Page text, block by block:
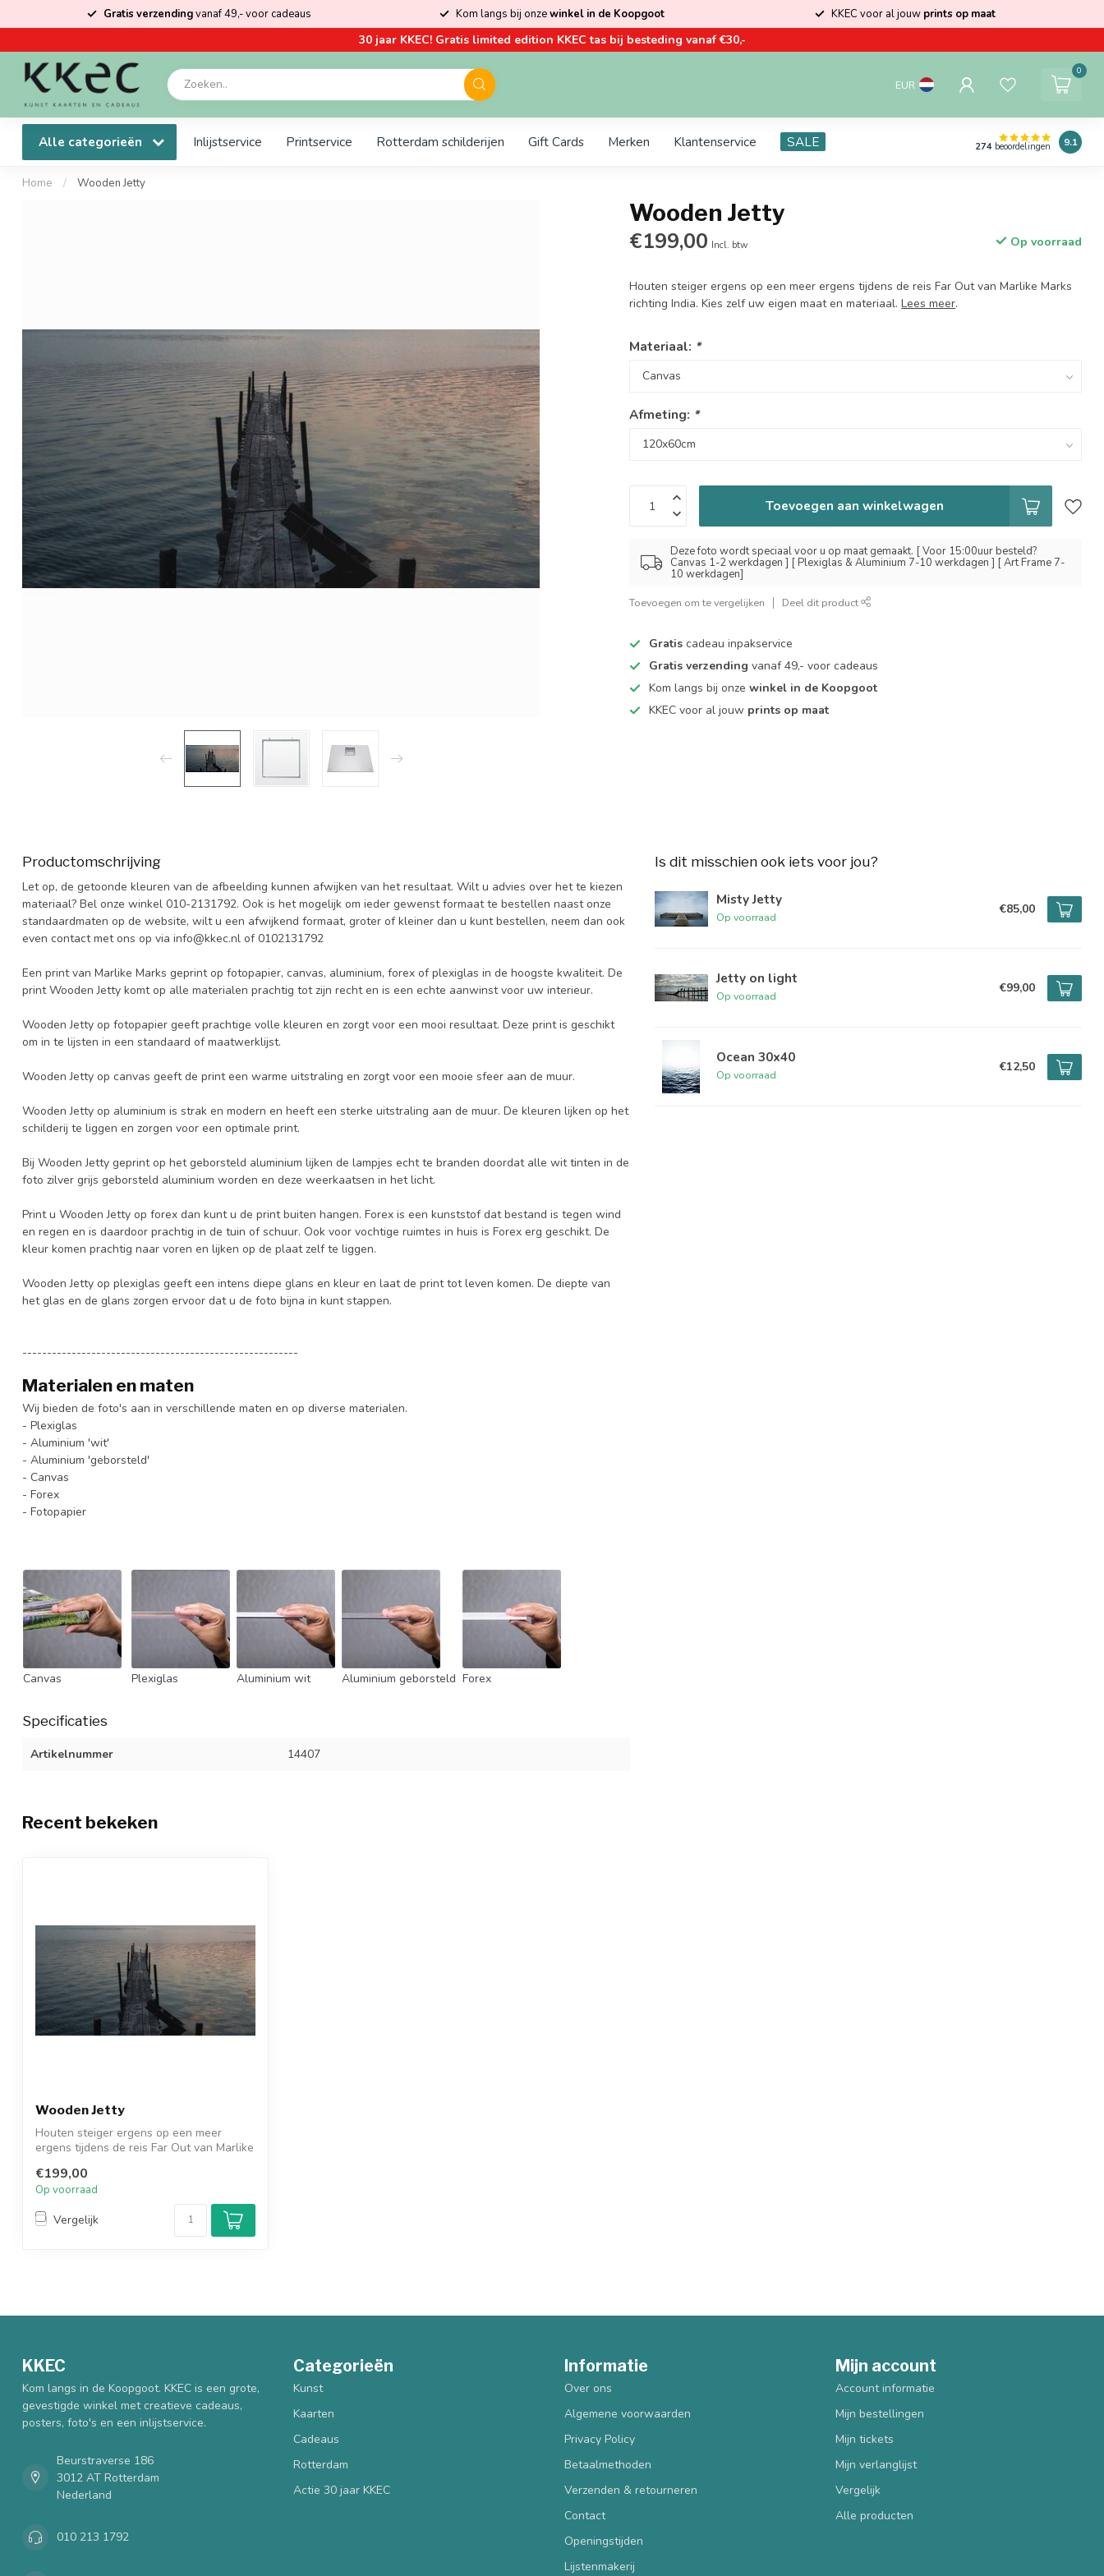
Gratis verzendingvanaf 49,- voor cadeaus Kom langs bij onzewinkel in de Koopgoot KKEC voor al jouw prints op maat
30 jaar KKEC! Gratis limited edition KKEC tas bij besteding vanaf €30,-
EUR
0
Alle categorieën Inlijstservice Printservice Rotterdam schilderijen Gift Cards Merken Klantenservice SALE 274 beoordelingen 9.1
Home / Wooden Jetty
Wooden Jetty
€199,00 Incl. btw Op voorraad
Houten steiger ergens op een meer ergens tijdens de reis Far Out van Marlike Marks
richting India. Kies zelf uw eigen maat en materiaal.Lees meer.
Materiaal: *
Afmeting: *
Toevoegen aan winkelwagen
Deze foto wordt speciaal voor u op maat gemaakt. [ Voor 15:00uur besteld?
Canvas 1-2 werkdagen ] [ Plexiglas & Aluminium 7-10 werkdagen ] [ Art Frame 7-
10 werkdagen]
Toevoegen om te vergelijken Deel dit product
Gratis cadeau inpakservice
Gratis verzending vanaf 49,- voor cadeaus
Kom langs bij onzewinkel in de Koopgoot
KKEC voor al jouw prints op maat
Productomschrijving
Let op, de getoonde kleuren van de afbeelding kunnen afwijken van het resultaat. Wilt u advies over het te kiezen
materiaal? Bel onze winkel 010-2131792. Ook is het mogelijk om ieder gewenst formaat te bestellen naast onze
standaardmaten op de website, wilt u een afwijkend formaat, groter of kleiner dan u kunt bestellen, neem dan ook
even contact met ons op via info@kkec.nl of 0102131792
Een print van Marlike Marks geprint op fotopapier, canvas, aluminium, forex of plexiglas in de hoogste kwaliteit. De
print Wooden Jetty komt op alle materialen prachtig tot zijn recht en is een echte aanwinst voor uw interieur.
Wooden Jetty op fotopapier geeft prachtige volle kleuren en zorgt voor een mooi resultaat. Deze print is geschikt
om in te lijsten in een standaard of maatwerklijst.
Wooden Jetty op canvas geeft de print een warme uitstraling en zorgt voor een mooie sfeer aan de muur.
Wooden Jetty op aluminium is strak en modern en heeft een sterke uitstraling aan de muur. De kleuren lijken op het
schilderij te liggen en zorgen voor een optimale print.
Bij Wooden Jetty geprint op het geborsteld aluminium lijken de lampjes echt te branden doordat alle wit tinten in de
foto zilver grijs geborsteld aluminium worden en deze weerkaatsen in het licht.
Print u Wooden Jetty op forex dan kunt u de print buiten hangen. Forex is een kunststof dat bestand is tegen wind
en regen en is daardoor prachtig in de tuin of schuur. Ook voor vochtige ruimtes in huis is Forex erg geschikt. De
kleur komen prachtig naar voren en lijken op de plaat zelf te liggen.
Wooden Jetty op plexiglas geeft een intens diepe glans en kleur en laat de print tot leven komen. De diepte van
het glas en de glans zorgen ervoor dat u de foto bijna in kunt stappen.
--------------------------------------------------------
Materialen en maten
Wij bieden de foto's aan in verschillende maten en op diverse materialen.
- Plexiglas
- Aluminium 'wit'
- Aluminium 'geborsteld'
- Canvas
- Forex
- Fotopapier
Canvas Plexiglas Aluminium wit Aluminium geborsteld Forex
Specificaties
Artikelnummer 14407
Is dit misschien ook iets voor jou?
Misty Jetty
Op voorraad
€85,00
Jetty on light
Op voorraad
€99,00
Ocean 30x40
Op voorraad
€12,50
Recent bekeken
Wooden Jetty
Houten steiger ergens op een meer
ergens tijdens de reis Far Out van Marlike
€199,00
Op voorraad
Vergelijk
KKEC
Kom langs in de Koopgoot. KKEC is een grote,
gevestigde winkel met creatieve cadeaus,
posters, foto's en een inlijstservice.
Beurstraverse 186
3012 AT Rotterdam
Nederland
010 213 1792
Categorieën
Kunst
Kaarten
Cadeaus
Rotterdam
Actie 30 jaar KKEC
Informatie
Over ons
Algemene voorwaarden
Privacy Policy
Betaalmethoden
Verzenden & retourneren
Contact
Openingstijden
Lijstenmakerij
Mijn account
Account informatie
Mijn bestellingen
Mijn tickets
Mijn verlanglijst
Vergelijk
Alle producten